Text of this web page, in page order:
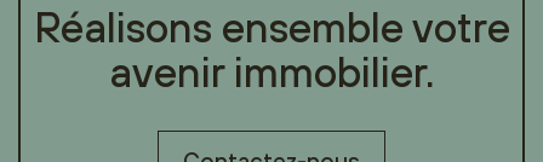
Réalisons ensemble votre
avenir immobilier.